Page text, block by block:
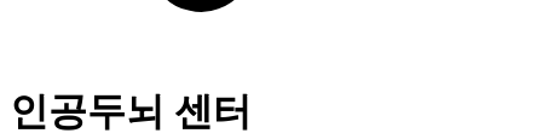
인공두뇌 센터